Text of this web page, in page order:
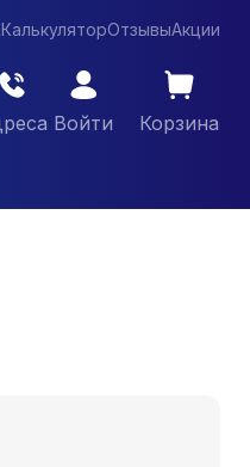
КалькуляторОтзывыАкции
Войти Корзина